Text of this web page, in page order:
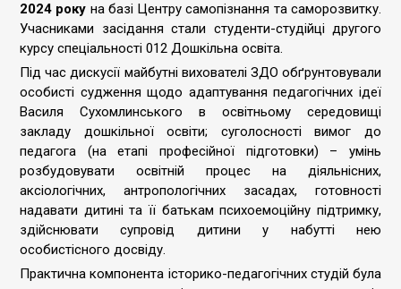
2024 року на базі Центру самопізнання та саморозвитку.
Учасниками засідання стали студенти-студійці другого
курсу спеціальності 012 Дошкільна освіта.
Під час дискусії майбутні вихователі ЗДО обґрунтовували
особисті судження щодо адаптування педагогічних ідеї
Василя Сухомлинського в освітньому середовищі
закладу дошкільної освіти; суголосності вимог до
педагога (на етапі професійної підготовки) – умінь
розбудовувати освітній процес на діяльнісних,
аксіологічних, антропологічних засадах, готовності
надавати дитині та її батькам психоемоційну підтримку,
здійснювати супровід дитини у набутті нею
особистісного досвіду.
Практична компонента історико-педагогічних студій була